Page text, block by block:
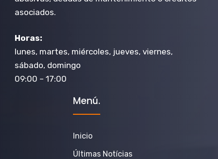
asociados.
Horas:
lunes, martes, miércoles, jueves, viernes,
sábado, domingo
09:00 – 17:00
Menú.
Inicio
Últimas Notícias